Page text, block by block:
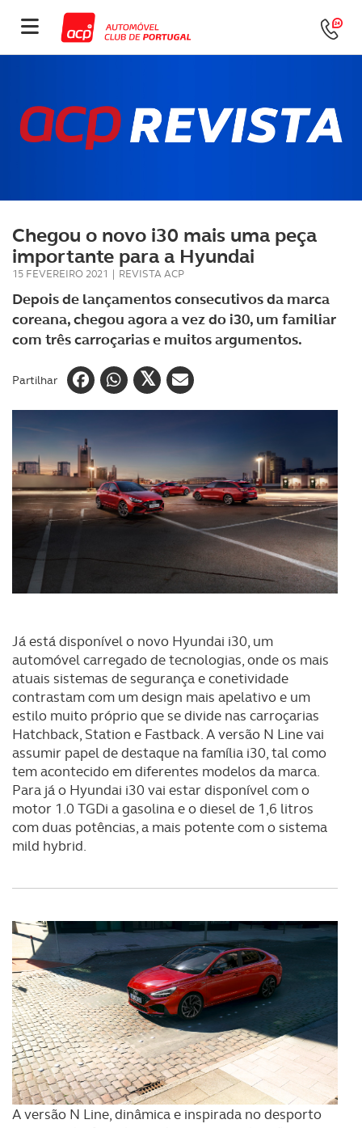
Chegou o novo i30 mais uma peça
importante para a Hyundai
15 FEVEREIRO 2021 | REVISTA ACP
Depois de lançamentos consecutivos da marca
coreana, chegou agora a vez do i30, um familiar
com três carroçarias e muitos argumentos.
Partilhar
Já está disponível o novo Hyundai i30, um
automóvel carregado de tecnologias, onde os mais
atuais sistemas de segurança e conetividade
contrastam com um design mais apelativo e um
estilo muito próprio que se divide nas carroçarias
Hatchback, Station e Fastback. A versão N Line vai
assumir papel de destaque na família i30, tal como
tem acontecido em diferentes modelos da marca.
Para já o Hyundai i30 vai estar disponível com o
motor 1.0 TGDi a gasolina e o diesel de 1,6 litros
com duas potências, a mais potente com o sistema
mild hybrid.
A versão N Line, dinâmica e inspirada no desporto